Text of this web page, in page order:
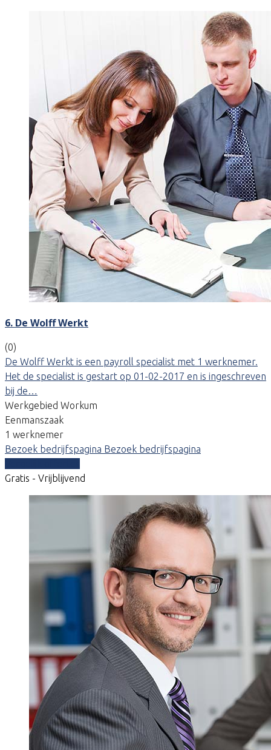
6. De Wolff Werkt
(0)
De Wolff Werkt is een payroll specialist met 1 werknemer.
Het de specialist is gestart op 01-02-2017 en is ingeschreven
bij de…
Werkgebied Workum
Eenmanszaak
1 werknemer
Bezoek bedrijfspagina Bezoek bedrijfspagina
Gratis - Vrijblijvend